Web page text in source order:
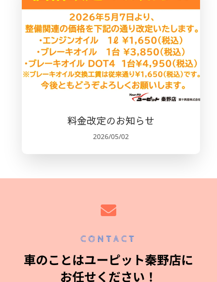
料金改定のお知らせ
2026/05/02

CONTACT
車のことはユーピット秦野店に
お任せください！